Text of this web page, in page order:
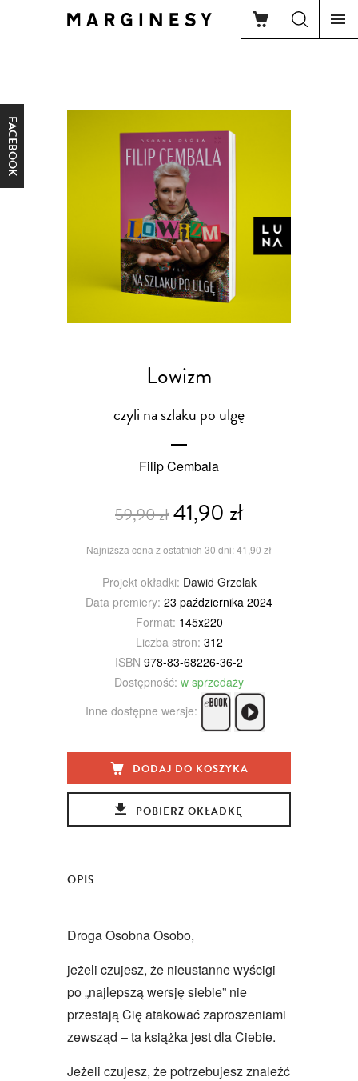
FACEBOOK
Lowizm
czyli na szlaku po ulgę
Filip Cembala
59,90 zł41,90 zł
Najniższa cena z ostatnich 30 dni: 41,90 zł
Projekt okładki: Dawid Grzelak
Data premiery: 23 października 2024
Format: 145x220
Liczba stron: 312
ISBN 978-83-68226-36-2
Dostępność: w sprzedaży
Inne dostępne wersje:
DODAJ DO KOSZYKA
POBIERZ OKŁADKĘ
OPIS
Droga Osobna Osobo,
jeżeli czujesz, że nieustanne wyścigi
po „najlepszą wersję siebie” nie
przestają Cię atakować zaproszeniami
zewsząd – ta książka jest dla Ciebie.
Jeżeli czujesz, że potrzebujesz znaleźć